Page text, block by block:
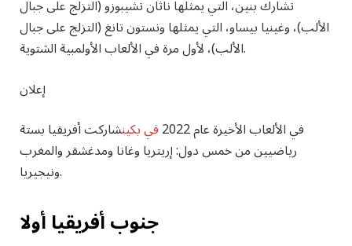
تشارك بنين، التي يمثلها ناثان تشيبوزو (التزلج على جبال
الألب)، وغينيا بيساو، التي يمثلها ونستون تانغ (التزلج على جبال
الألب)، لأول مرة في الألعاب الأولمبية الشتوية.
إعلان
في الألعاب الأخيرة عام 2022
في بكينشاركت أفريقيا بستة
رياضيين من خمس دول: إريتريا وغانا ومدغشقر والمغرب
ونيجيريا.
جنوب أفريقيا أولا